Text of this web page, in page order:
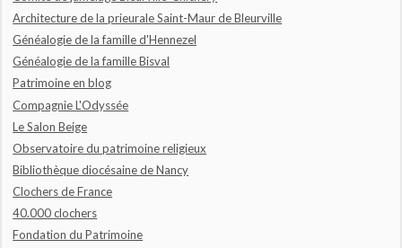
Architecture de la prieurale Saint-Maur de Bleurville
Généalogie de la famille d'Hennezel
Généalogie de la famille Bisval
Patrimoine en blog
Compagnie L'Odyssée
Le Salon Beige
Observatoire du patrimoine religieux
Bibliothèque diocésaine de Nancy
Clochers de France
40.000 clochers
Fondation du Patrimoine